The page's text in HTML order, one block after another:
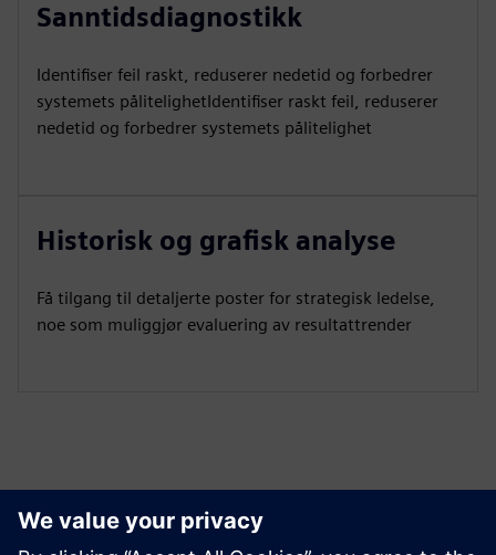
Sanntidsdiagnostikk
Identifiser feil raskt, reduserer nedetid og forbedrer
systemets pålitelighetIdentifiser raskt feil, reduserer
nedetid og forbedrer systemets pålitelighet
Historisk og grafisk analyse
Få tilgang til detaljerte poster for strategisk ledelse,
noe som muliggjør evaluering av resultattrender
Utforsk ressurser og